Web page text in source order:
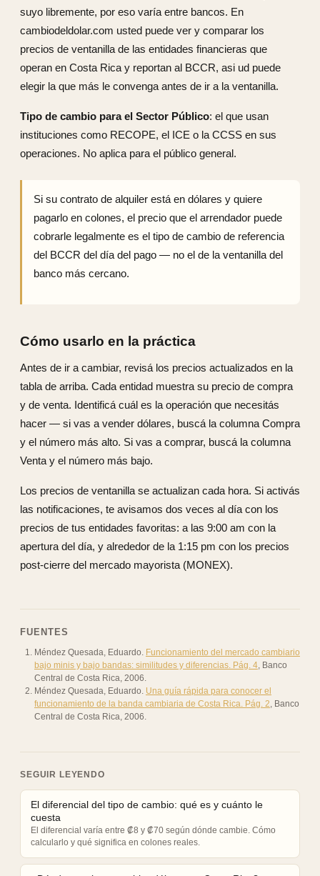
suyo libremente, por eso varía entre bancos. En
cambiodeldolar.com usted puede ver y comparar los
precios de ventanilla de las entidades financieras que
operan en Costa Rica y reportan al BCCR, asi ud puede
elegir la que más le convenga antes de ir a la ventanilla.
Tipo de cambio para el Sector Público: el que usan
instituciones como RECOPE, el ICE o la CCSS en sus
operaciones. No aplica para el público general.
Si su contrato de alquiler está en dólares y quiere
pagarlo en colones, el precio que el arrendador puede
cobrarle legalmente es el tipo de cambio de referencia
del BCCR del día del pago — no el de la ventanilla del
banco más cercano.
Cómo usarlo en la práctica
Antes de ir a cambiar, revisá los precios actualizados en la
tabla de arriba. Cada entidad muestra su precio de compra
y de venta. Identificá cuál es la operación que necesitás
hacer — si vas a vender dólares, buscá la columna Compra
y el número más alto. Si vas a comprar, buscá la columna
Venta y el número más bajo.
Los precios de ventanilla se actualizan cada hora. Si activás
las notificaciones, te avisamos dos veces al día con los
precios de tus entidades favoritas: a las 9:00 am con la
apertura del día, y alrededor de la 1:15 pm con los precios
post-cierre del mercado mayorista (MONEX).
FUENTES
Méndez Quesada, Eduardo Funcionamiento del mercado cambiario
bajo minis y bajo bandas: similitudes y diferencias. Pág. 4 Banco
Central de Costa Rica 2006
Méndez Quesada, Eduardo Una guía rápida para conocer el
funcionamiento de la banda cambiaria de Costa Rica. Pág. 2 Banco
Central de Costa Rica 2006
SEGUIR LEYENDO
El diferencial del tipo de cambio: qué es y cuánto le
cuesta
El diferencial varía entre ₡8 y ₡70 según dónde cambie. Cómo
calcularlo y qué significa en colones reales.